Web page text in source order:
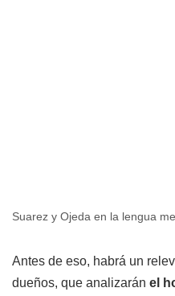
Suarez y Ojeda en la lengua
Antes de eso, habrá un
dueños, que analizarán el